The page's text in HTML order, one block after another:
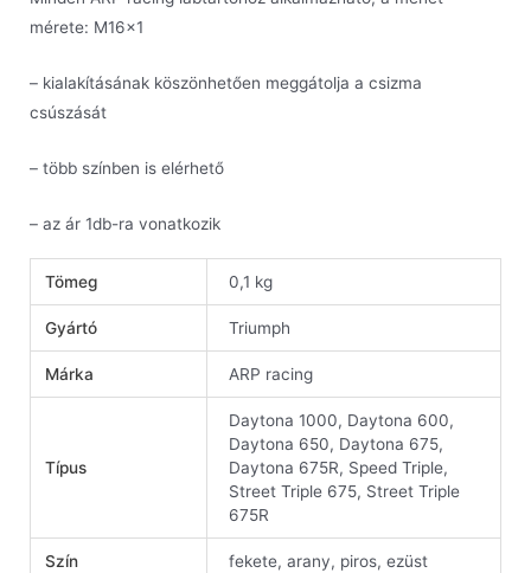
mérete: M16x1
– kialakításának köszönhetően meggátolja a csizma
csúszását
– több színben is elérhető
– az ár 1db-ra vonatkozik
Tömeg 0,1 kg
Gyártó Triumph
Márka ARP racing
Típus
Daytona 1000, Daytona 600,
Daytona 650, Daytona 675,
Daytona 675R, Speed Triple,
Street Triple 675, Street Triple
675R
Szín fekete, arany, piros, ezüst